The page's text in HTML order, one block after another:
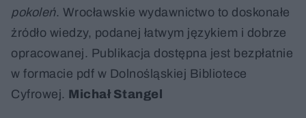
pokoleń. Wrocławskie wydawnictwo to doskonałe
źródło wiedzy, podanej łatwym językiem i dobrze
opracowanej. Publikacja dostępna jest bezpłatnie
w formacie pdf w Dolnośląskiej Bibliotece
Cyfrowej. Michał Stangel